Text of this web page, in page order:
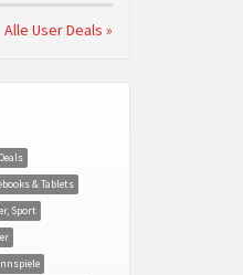
Alle User Deals »
& Tablets
Sport